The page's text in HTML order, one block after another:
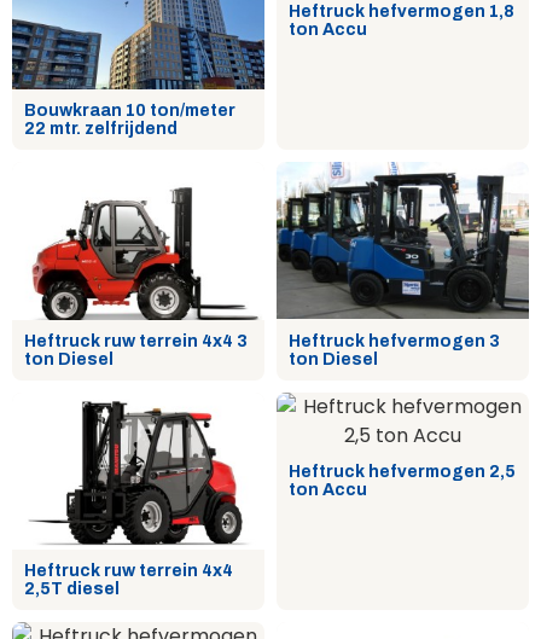
Bouwkraan 10 ton/meter
22 mtr. zelfrijdend
Heftruck hefvermogen 1,8
ton Accu
Heftruck ruw terrein 4x4 3
ton Diesel
Heftruck hefvermogen 3
ton Diesel
Heftruck ruw terrein 4x4
2,5T diesel
Heftruck hefvermogen 2,5
ton Accu